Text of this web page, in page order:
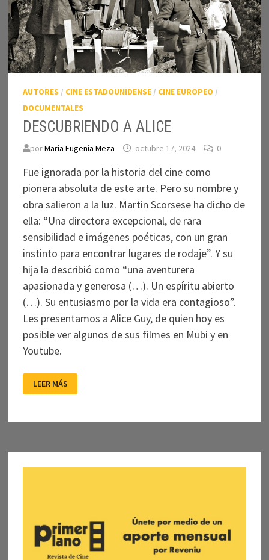
AUTORES / CINE ESTADOUNIDENSE/ CINE EUROPEO /
DOCUMENTALES
DESCUBRIENDO A ALICE
porMaría Eugenia Meza octubre 17, 2024 0
Fue ignorada por la historia del cine como
pionera absoluta de este arte. Pero su nombre y
obra salieron a la luz. Martin Scorsese ha dicho de
ella: “Una directora excepcional, de rara
sensibilidad e imágenes poéticas, con un gran
instinto para encontrar lugares de rodaje”. Y su
hija la describió como “una aventurera
apasionada y generosa (…). Un espíritu abierto
(…). Su entusiasmo por la vida era contagioso”.
Les presentamos a Alice Guy, de quien hoy es
posible ver algunos de sus filmes en Mubi y en
Youtube.
DESCUBRIENDO
A
ALICE
LEER MÁS